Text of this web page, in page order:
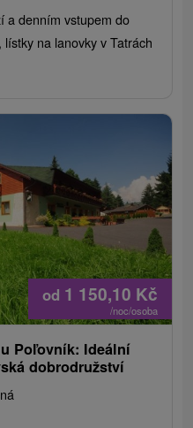
a denním vstupem do
na lanovky v Tatrách
od 1 150,10 Kč
/noc/osoba
Poľovník: Ideální
dobrodružství